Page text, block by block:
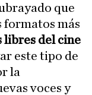
que
formatos más
libres del cine
este tipo de
la
voces y